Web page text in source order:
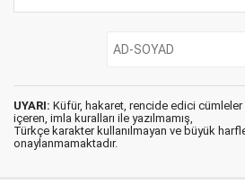
UYARI: Küfür, hakaret, rencide edici cümleler
içeren, imla kuralları ile yazılmamış,
Türkçe karakter kullanılmayan ve büyük
onaylanmamaktadır.